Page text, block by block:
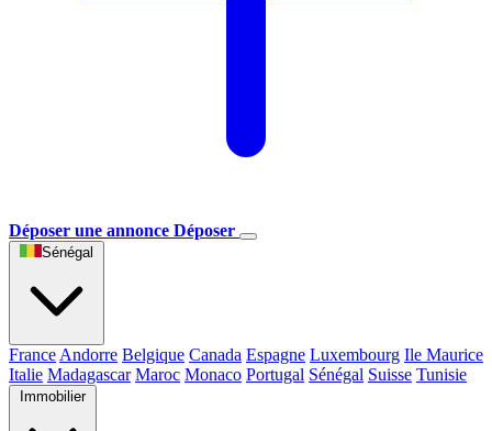
Déposer une annonce Déposer
Sénégal
France Andorre Belgique Canada Espagne Luxembourg Ile Maurice
Italie Madagascar Maroc Monaco Portugal Sénégal Suisse Tunisie
Immobilier